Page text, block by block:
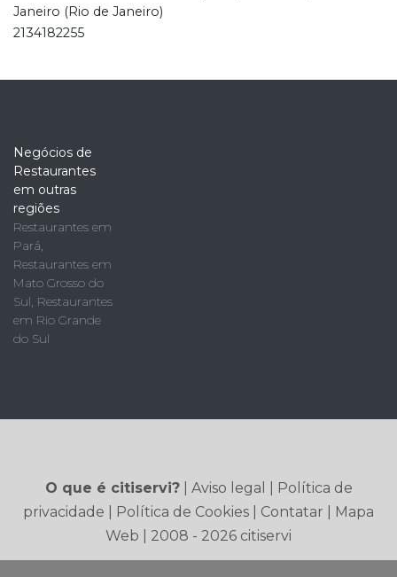
Janeiro (Rio de Janeiro)
2134182255
Negócios de
Restaurantes
em outras
regiões
Restaurantes em
Pará
Restaurantes em
Mato Grosso do
Sul Restaurantes
em Rio Grande
do Sul
O que é citiservi?| Aviso legal
Política de
privacidade
Política de Cookies Contatar
Mapa
Web | 2008 - 2026 citiservi